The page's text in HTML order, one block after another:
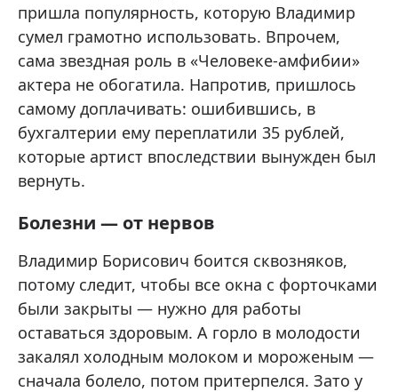
пришла популярность, которую Владимир
сумел грамотно использовать. Впрочем,
сама звездная роль в «Человеке-амфибии»
актера не обогатила. Напротив, пришлось
самому доплачивать: ошибившись, в
бухгалтерии ему переплатили 35 рублей,
которые артист впоследствии вынужден был
вернуть.
Болезни — от нервов
Владимир Борисович боится сквозняков,
потому следит, чтобы все окна с форточками
были закрыты — нужно для работы
оставаться здоровым. А горло в молодости
закалял холодным молоком и мороженым —
сначала болело, потом притерпелся. Зато у